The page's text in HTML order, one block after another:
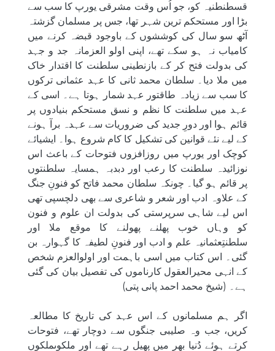
قسطنطنیہ کو، جو اُس وقت مشرقی یورپ کا سب سے
بڑا اور مستحکم ترین شہر تھا، جس پر مسلمان گزشتہ
آٹھ سو سال کی کوششوں کے باوجود قبضہ کرنے میں
کامیاب نہ ہو سکے تھے، اپنی اولو العزمانہ جد و جہد
کی بدولت فتح کر کے بازنطینی سلطنت کا اقتدار خاک
میں ملا دیا۔ سلطان محمد ثانی کا عہد عثمانی ترکوں
کا سب سے زیادہ طاقتور عہد شمار ہوتا ہے۔ اسی کے
عہد میں سلطنت کا نظم و نسق مستحکم بنیادوں پر
قائم ہوا اور دورِ جدید کی ضروریات سے عہدہ برآ ہونے
کے لیے نئے قوانین کی تشکیل کا کام شروع ہوا۔ ایشیائے
کوچک اور یورپ میں روزافزوں فتوحات کے باعث اس
نوزائیدہ سلطنت کا رعب اور دبدبہ ہمسایہ سلطنتوں
پر قائم ہو گیا۔ چونکہ سلطان محمد فاتح کو فنونِ جنگ
کے علاوہ ادب اور شعر و شاعری سے بھی دلچسپی تھی
اس لیے شاہی سرپرستی کی بدولت ان علوم و فنون
کو وہاں خوب پھلنے پھولنے کا موقع ملا اور
سلطنتِعثمانیہ علم و ادب اور فنونِ لطیفہ کا گہوارہ بن
گئی۔ اس کتاب میں اسی باہمت اور اولوالعزم شخص
کے انہی محیرالعقول کارناموں کی تفصیل بیان کی گئی
ہے۔ (شیخ محمد احمد پانی پتی)
اگر ہم مسلمانوں کے اس عہد کی تاریخ کا مطالعہ
کریں، جب وہ صلیبی جنگوں سے دوچار تھے، فتوحات
کرتے ہوئے دُنیا بھر میں پھیل رہے تھے اور ملکوںملکوں